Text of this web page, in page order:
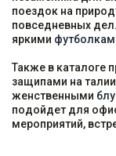
поездок на
повседневных
яркими
Также в каталоге
защипами на
женственными
подойдет для
мероприятий,